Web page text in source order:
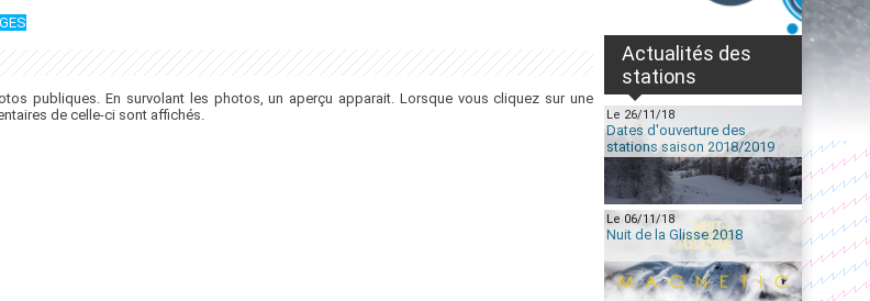
publiques. En survolant les photos, un aperçu apparait. Lorsque vous cliquez sur une
de celle-ci sont affichés.
Actualités des
stations
Le 26/11/18
Dates d'ouverture des
stations saison 2018/2019
Le 06/11/18
Nuit de la Glisse 2018